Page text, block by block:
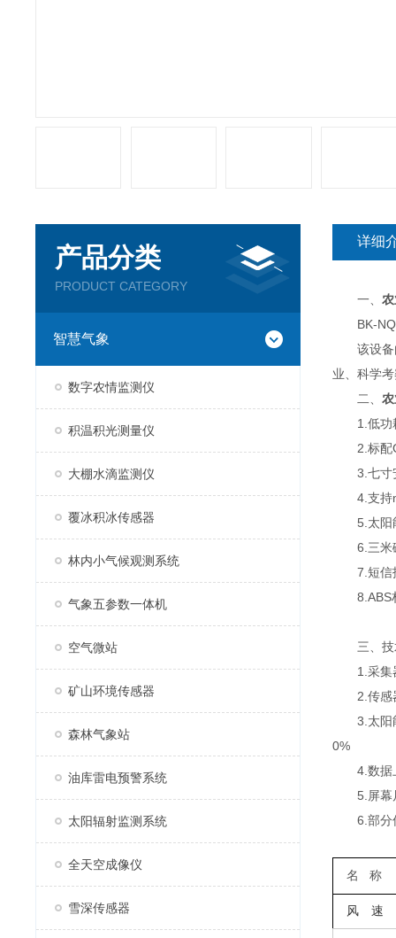
产品分类
PRODUCT CATEGORY
智慧气象
数字农情监测仪
积温积光测量仪
大棚水滴监测仪
覆冰积冰传感器
林内小气候观测系统
气象五参数一体机
空气微站
矿山环境传感器
森林气象站
油库雷电预警系统
太阳辐射监测系统
全天空成像仪
雪深传感器
详细
一、
BK-
该设备由
业、科学
二、
1.低功耗
2.标配
3.七寸安
4.支持
5.太阳能
6.三米碳
7.短信报
8.ABS材
三、技
1.采集器
2.传感器
3.太阳能
0%
4.数据上
5.屏幕尺
6.部分
名 称
风 速